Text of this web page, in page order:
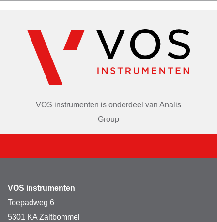
VOS instrumenten is onderdeel van Analis
Group
VOS instrumenten
Toepadweg 6
5301 KA Zaltbommel